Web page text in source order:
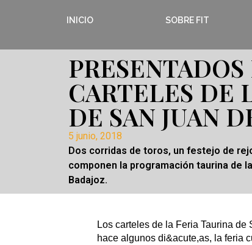
INICIO SOBRE FIT
PRESENTADOS
CARTELES DE
DE SAN JUAN
5 junio, 2018
Dos corridas de toros, un festejo de
componen la programación taurina de
Badajoz.
Los carteles de la Feria Taurina
hace algunos di&acute,as, la feria